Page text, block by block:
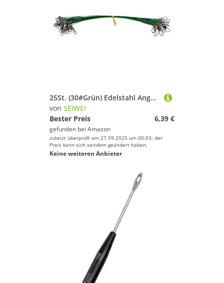
25St. (30#Grün) Edelstahl Angeldraht Vorfächer mit Schnapper & Wirbel, Anti-Biss Köder Drahtvorfächer für Hecht Barsch Zander, Salzwasser Süßwasser Angelzubehör Tackle
von SEIWEI
Bester Preis
6,39 €
gefunden bei Amazon
zuletzt überprüft am 27.09.2025 um 00:03; der
Preis kann sich seitdem geändert haben.
Keine weiteren Anbieter